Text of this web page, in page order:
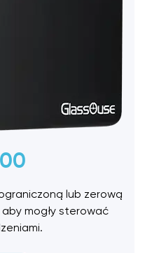
lub zerową
mogły sterować